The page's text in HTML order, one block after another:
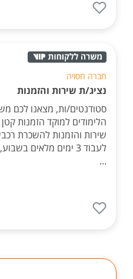
חברה חסויה
נציג/ת שירות והזמנות
סטודנטים/ות, מצאנו לכם
הלימודים למוקד הזמנות
שירות והזמנות להשכרת
לעבוד 3 ימים מלאים
...